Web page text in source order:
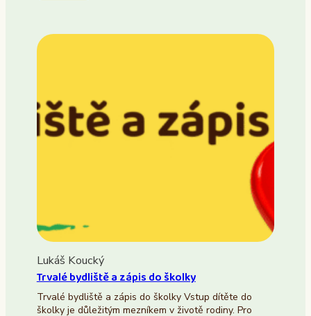
Lukáš Koucký
Trvalé bydliště a zápis do školky
Trvalé bydliště a zápis do školky Vstup dítěte do
školky je důležitým mezníkem v životě rodiny. Pro